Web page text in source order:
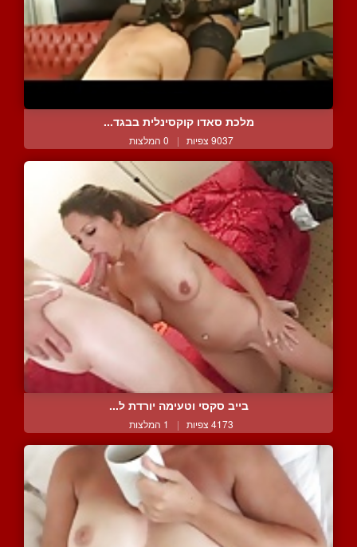
מלכת סאדו קוקסינלית בבגד...
9037 צפיות | 0 המלצות
בייב סקסי וטעימה יורדת ל...
4173 צפיות | 1 המלצות